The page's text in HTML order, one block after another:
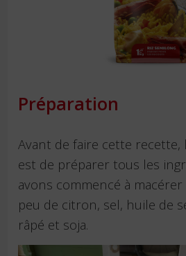
Préparation
Avant de faire cette recette,
est de préparer tous les
avons commencé à
peu de citron, sel, huile de
râpé et soja.